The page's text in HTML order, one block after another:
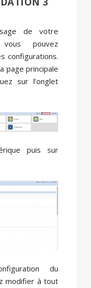
de votre
vous pouvez
configurations.
page principale
sur l’onglet
puis sur
du
modifier à tout